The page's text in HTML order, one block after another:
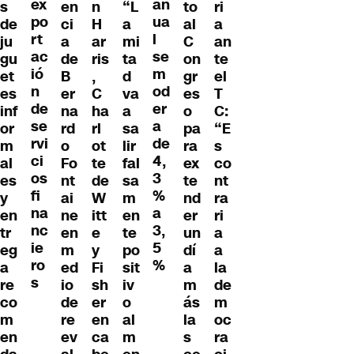
s
de
ju
gu
et
es
inf
or
m
al
es
y
en
tr
eg
a
re
co
m
en
ex
po
rt
ac
ió
n
de
se
rvi
ci
os
fi
na
nc
ie
ro
s
en
ci
a
de
B
er
na
rd
o
Fo
nt
ai
ne
en
m
ed
io
de
re
ev
n
H
ar
ris
,
C
ha
rl
ot
te
de
W
itt
e
y
Fi
sh
er
en
ca
“L
a
mi
ta
d
va
a
sa
lir
fal
sa
m
en
te
po
sit
iv
o
al
m
an
ua
l
se
m
od
er
a
de
4,
3
%
a
3,
5
%
to
al
C
on
gr
es
o
pa
ra
ex
te
nd
er
un
dí
a
m
ás
la
s
ri
a
an
te
el
T
C:
“E
s
co
nt
ra
ri
a
a
la
de
m
oc
ra